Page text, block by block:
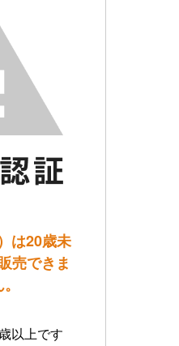
は20歳未
売できま
以上です